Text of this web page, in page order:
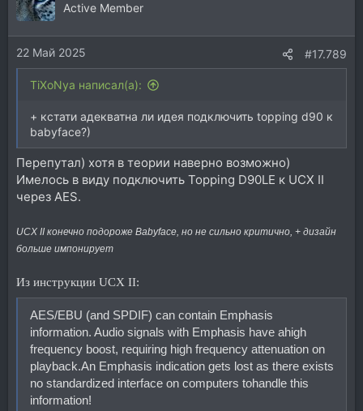
Active Member
22 Май 2025 #17.789
TiXoNya написал(а):
+ кстати адекватна ли идея подключить topping d90 к
babyface?)
Перепутал) хотя в теории наверно возможно)
Имелось в виду подключить Topping D90LE к UCX II
через AES.
UCX II конечно подороже Babyface, но не сильно критично, + дизайн
больше импонирует
Из инструкции UCX II:
AES/EBU (and SPDIF) can contain Emphasis
information. Audio signals with Emphasis have ahigh
frequency boost, requiring high frequency attenuation on
playback.An Emphasis indication gets lost as there exists
no standardized interface on computers tohandle this
information!